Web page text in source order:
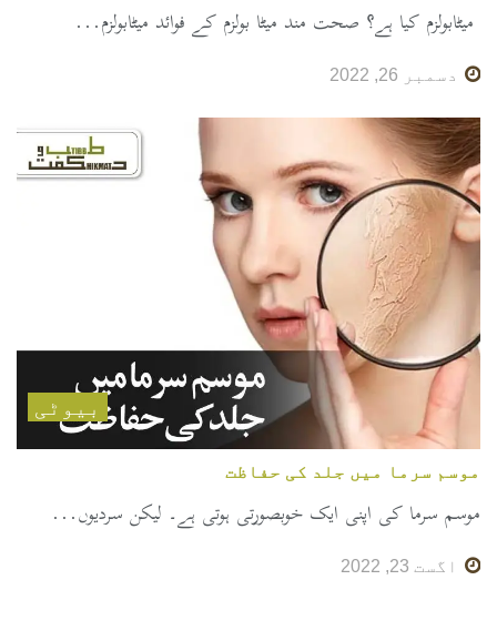
میٹابولزم کیا ہے؟ صحت مند میٹا بولزم کے فوائد میٹابولزم...
دسمبر 26, 2022
بیوٹی
موسم سرما میں جلد کی حفاظت
موسم سرما کی اپنی ایک خوبصورتی ہوتی ہے۔ لیکن سردیوں...
اگست 23, 2022